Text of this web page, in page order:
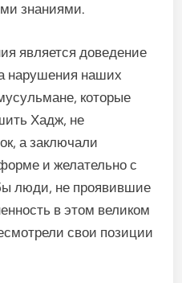
знаниями.
является доведение
нарушения наших
которые
Хадж, не
а заключали
и желательно с
люди, не проявившие
в этом великом
свои позиции